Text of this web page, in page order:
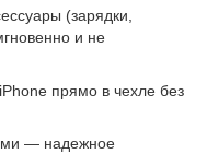
(зарядки,
и не
прямо в чехле без
— надежное